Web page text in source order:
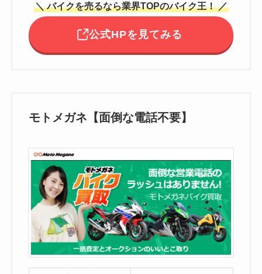
＼ バイクを売るなら業界TOPのバイク王！ ／
公式HPを見てみる
モトメガネ【面倒な電話不要】